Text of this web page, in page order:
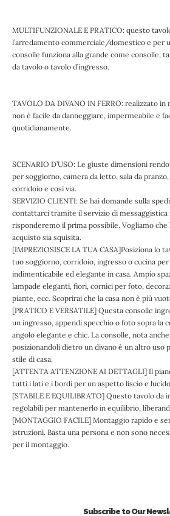
MULTIFUNZIONALE E PRATICO: questo
l’arredamento commerciale/domestico e per
consolle funziona alla grande come consolle,
da tavolo o tavolo d’ingresso.
TAVOLO DA DIVANO IN FERRO: realizzato
non è facile da danneggiare, impermeabile e
quotidianamente.
SCENARIO D’USO: Le giuste dimensioni
per soggiorno, camera da letto, sala da
corridoio e così via.
SERVIZIO CLIENTI: Se hai domande sulla
contattarci tramite il servizio di messaggistica
risponderemo il prima possibile. Vogliamo che
acquisto sia squisita.
[IMPREZIOSISCE LA TUA CASA]Posiziona lo
tuo soggiorno, corridoio, ingresso o cucina
indimenticabile ed elegante in casa. Ampio
lampade eleganti, fiori, cornici per foto,
piante, ecc. Scoprirai che la casa non è più
[PRATICO E VERSATILE] Questa consolle
un ingresso, appendi specchio o foto sopra la
angolo elegante e chic. La consolle, nota
posizionandoli dietro un divano è un altro uso
stile di casa.
[ATTENTA ATTENZIONE AI DETTAGLI] Il
tutti i lati e i bordi per un aspetto liscio e
[STABILE E EQUILIBRATO] Questo tavolo da
regolabili per mantenerlo in equilibrio,
[MONTAGGIO FACILE] Montaggio rapido e
istruzioni. Basta una persona e non sono
per il montaggio.
Subscribe to Our